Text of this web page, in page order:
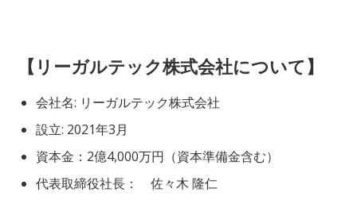
【リーガルテック株式会社について】
会社名: リーガルテック株式会社
設立: 2021年3月
資本金：2億4,000万円（資本準備金含む）
代表取締役社長： 佐々木 隆仁